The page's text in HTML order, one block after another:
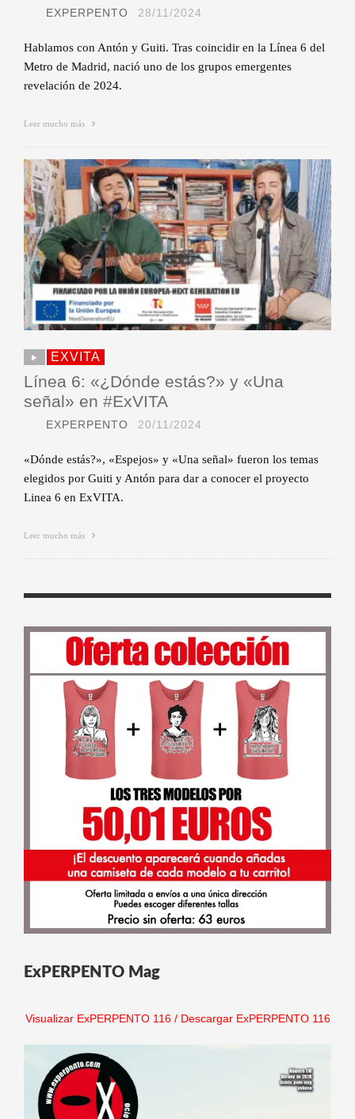
EXPERPENTO 28/11/2024
Hablamos con Antón y Guiti. Tras coincidir en la Línea 6 del
Metro de Madrid, nació uno de los grupos emergentes
revelación de 2024.
Leer mucho más
EXVITA
Línea 6: «¿Dónde estás?» y «Una
señal» en #ExVITA
EXPERPENTO 20/11/2024
«Dónde estás?», «Espejos» y «Una señal» fueron los temas
elegidos por Guiti y Antón para dar a conocer el proyecto
Linea 6 en ExVITA.
Leer mucho más
ExPERPENTO Mag
Visualizar ExPERPENTO 116/ Descargar ExPERPENTO 116